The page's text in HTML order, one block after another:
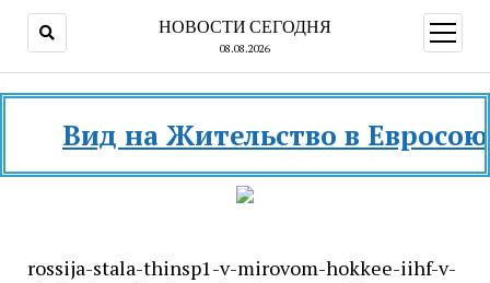
НОВОСТИ СЕГОДНЯ
08.08.2026
меню
Вид на Жительство в
rossija-stala-thinsp1-v-mirovom-hokkee-iihf-v-